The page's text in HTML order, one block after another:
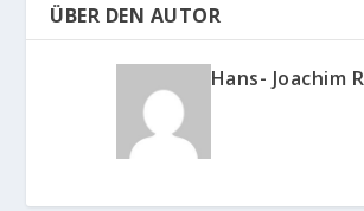
ÜBER DEN AUTOR
Hans- Joachim